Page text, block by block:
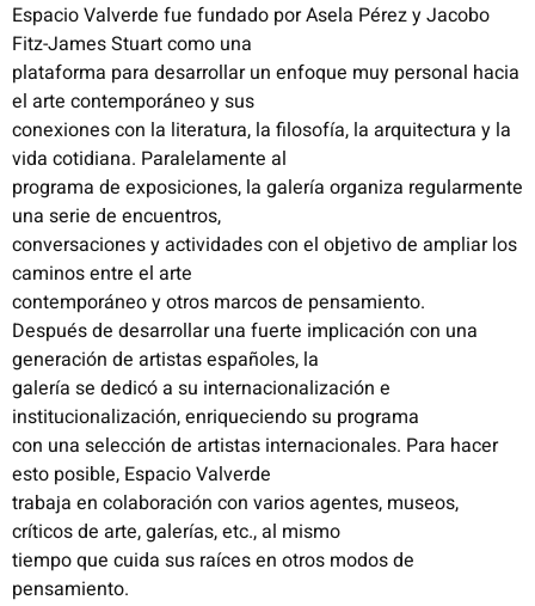
Espacio Valverde fue fundado por Asela Pérez y Jacobo
Fitz-James Stuart como una
plataforma para desarrollar un enfoque muy personal hacia
el arte contemporáneo y sus
conexiones con la literatura, la filosofía, la arquitectura y la
vida cotidiana. Paralelamente al
programa de exposiciones, la galería organiza regularmente
una serie de encuentros,
conversaciones y actividades con el objetivo de ampliar los
caminos entre el arte
contemporáneo y otros marcos de pensamiento.
Después de desarrollar una fuerte implicación con una
generación de artistas españoles, la
galería se dedicó a su internacionalización e
institucionalización, enriqueciendo su programa
con una selección de artistas internacionales. Para hacer
esto posible, Espacio Valverde
trabaja en colaboración con varios agentes, museos,
críticos de arte, galerías, etc., al mismo
tiempo que cuida sus raíces en otros modos de
pensamiento.